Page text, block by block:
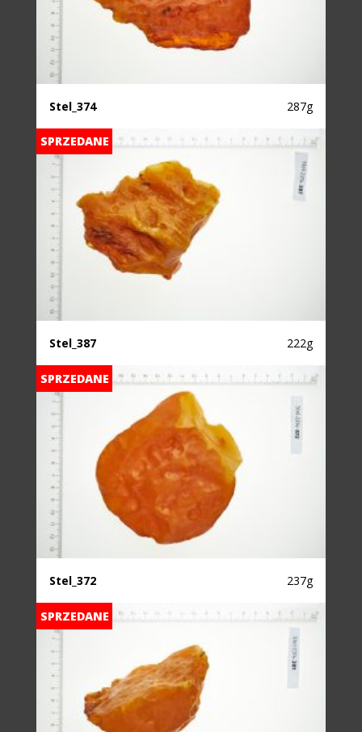
Stel_374 287g
SPRZEDANE
Stel_387 222g
SPRZEDANE
Stel_372 237g
SPRZEDANE